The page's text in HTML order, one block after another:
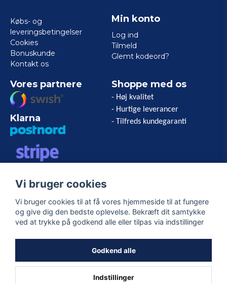
Købs- og
leveringsbetingelser
Cookies
Bonuskunde
Kontakt os
Min konto
Log ind
Tilmeld
Glemt kodeord?
Vores partnere
Klarna
EXPRESS
Shoppe med os
- Høj kvalitet
- Hurtige leverancer
- Tilfreds kundegaranti
Følg os
Vi bruger cookies
Vi bruger cookies til at få vores hjemmeside til at fungere
og give dig den bedste oplevelse. Bekræft dit samtykke
ved at trykke på godkend alle eller tilpas via indstillinger
Godkend alle
Indstillinger